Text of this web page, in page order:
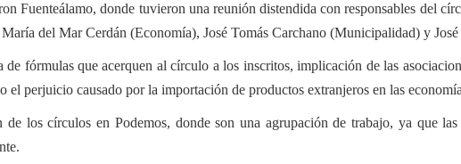
Fuenteálamo, donde tuvieron una reunión distendida con responsables del
del Mar Cerdán (Economía), José Tomás Carchano (Municipalidad) y
de fórmulas que acerquen al círculo a los inscritos, implicación de las
perjuicio causado por la importación de productos extranjeros en las
los círculos en Podemos, donde son una agrupación de trabajo, ya que